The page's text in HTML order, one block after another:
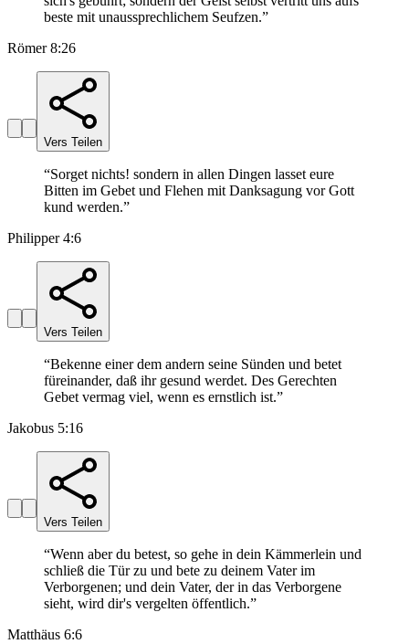
beste mit unaussprechlichem Seufzen.”
Römer 8:26
Vers Teilen
“Sorget nichts! sondern in allen Dingen lasset eure
Bitten im Gebet und Flehen mit Danksagung vor Gott
kund werden.”
Philipper 4:6
Vers Teilen
“Bekenne einer dem andern seine Sünden und betet
füreinander, daß ihr gesund werdet. Des Gerechten
Gebet vermag viel, wenn es ernstlich ist.”
Jakobus 5:16
Vers Teilen
“Wenn aber du betest, so gehe in dein Kämmerlein und
schließ die Tür zu und bete zu deinem Vater im
Verborgenen; und dein Vater, der in das Verborgene
sieht, wird dir's vergelten öffentlich.”
Matthäus 6:6